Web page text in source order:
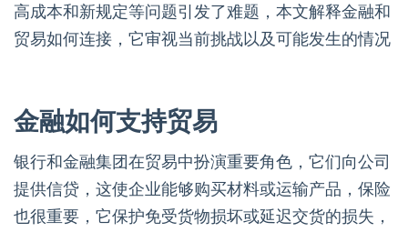
高成本和新规定等问题引发了难题，本文解释金融和
贸易如何连接，它审视当前挑战以及可能发生的情况
金融如何支持贸易
银行和金融集团在贸易中扮演重要角色，它们向公司
提供信贷，这使企业能够购买材料或运输产品，保险
也很重要，它保护免受货物损坏或延迟交货的损失，